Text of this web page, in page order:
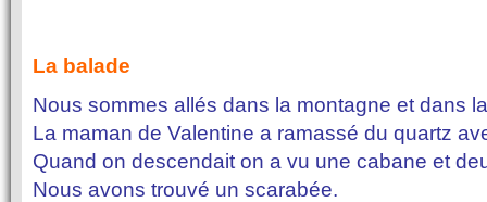
La balade
Nous sommes allés dans la montagne et dans
La maman de Valentine a ramassé du quartz
Quand on descendait on a vu une cabane et
Nous avons trouvé un scarabée.